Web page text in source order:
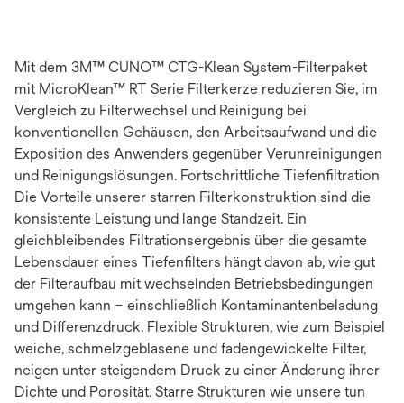
Mit dem 3M™ CUNO™ CTG-Klean System-Filterpaket
mit MicroKlean™ RT Serie Filterkerze reduzieren Sie, im
Vergleich zu Filterwechsel und Reinigung bei
konventionellen Gehäusen, den Arbeitsaufwand und die
Exposition des Anwenders gegenüber Verunreinigungen
und Reinigungslösungen. Fortschrittliche Tiefenfiltration
Die Vorteile unserer starren Filterkonstruktion sind die
konsistente Leistung und lange Standzeit. Ein
gleichbleibendes Filtrationsergebnis über die gesamte
Lebensdauer eines Tiefenfilters hängt davon ab, wie gut
der Filteraufbau mit wechselnden Betriebsbedingungen
umgehen kann – einschließlich Kontaminantenbeladung
und Differenzdruck. Flexible Strukturen, wie zum Beispiel
weiche, schmelzgeblasene und fadengewickelte Filter,
neigen unter steigendem Druck zu einer Änderung ihrer
Dichte und Porosität. Starre Strukturen wie unsere tun